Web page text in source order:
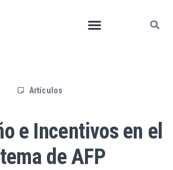
Artículos
e Incentivos en el
de AFP